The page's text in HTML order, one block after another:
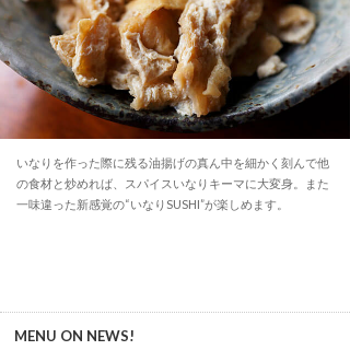
いなりを作った際に残る油揚げの真ん中を細かく刻んで他
の食材と炒めれば、スパイスいなりキーマに大変身。また
一味違った新感覚の“いなりSUSHI”が楽しめます。
MENU ON NEWS!